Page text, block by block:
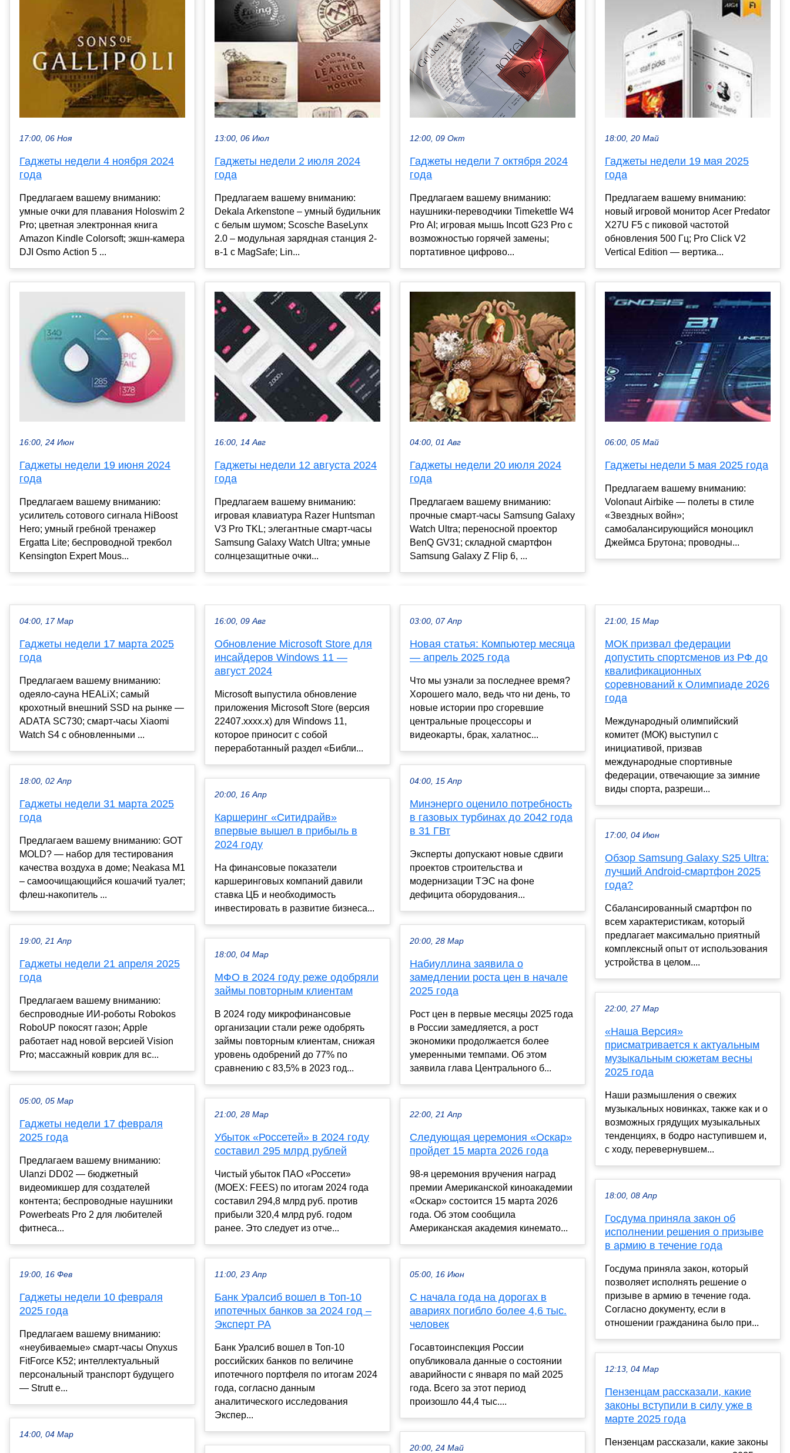
17:00, 06 Ноя
Гаджеты недели 4 ноября 2024
года
Предлагаем вашему вниманию:
умные очки для плавания Holoswim 2
Pro; цветная электронная книга
Amazon Kindle Colorsoft; экшн-камера
DJI Osmo Action 5 ...
16:00, 24 Июн
Гаджеты недели 19 июня 2024
года
Предлагаем вашему вниманию:
усилитель сотового сигнала HiBoost
Hero; умный гребной тренажер
Ergatta Lite; беспроводной трекбол
Kensington Expert Mous...
13:00, 06 Июл
Гаджеты недели 2 июля 2024
года
Предлагаем вашему вниманию:
Dekala Arkenstone – умный будильник
с белым шумом; Scosche BaseLynx
2.0 – модульная зарядная станция 2-
в-1 с MagSafe; Lin...
16:00, 14 Авг
Гаджеты недели 12 августа 2024
года
Предлагаем вашему вниманию:
игровая клавиатура Razer Huntsman
V3 Pro TKL; элегантные смарт-часы
Samsung Galaxy Watch Ultra; умные
солнцезащитные очки...
12:00, 09 Окт
Гаджеты недели 7 октября 2024
года
Предлагаем вашему вниманию:
наушники-переводчики Timekettle W4
Pro AI; игровая мышь Incott G23 Pro с
возможностью горячей замены;
портативное цифрово...
04:00, 01 Авг
Гаджеты недели 20 июля 2024
года
Предлагаем вашему вниманию:
прочные смарт-часы Samsung Galaxy
Watch Ultra; переносной проектор
BenQ GV31; складной смартфон
Samsung Galaxy Z Flip 6, ...
18:00, 20 Май
Гаджеты недели 19 мая 2025
года
Предлагаем вашему вниманию:
новый игровой монитор Acer Predator
X27U F5 с пиковой частотой
обновления 500 Гц; Pro Click V2
Vertical Edition — вертика...
06:00, 05 Май
Гаджеты недели 5 мая 2025 года
Предлагаем вашему вниманию:
Volonaut Airbike — полеты в стиле
«Звездных войн»;
самобалансирующийся моноцикл
Джеймса Брутона; проводны...
04:00, 17 Мар
Гаджеты недели 17 марта 2025
года
Предлагаем вашему вниманию:
одеяло-сауна HEALiX; самый
крохотный внешний SSD на рынке —
ADATA SC730; смарт-часы Xiaomi
Watch S4 с обновленными ...
18:00, 02 Апр
Гаджеты недели 31 марта 2025
года
Предлагаем вашему вниманию: GOT
MOLD? — набор для тестирования
качества воздуха в доме; Neakasa M1
– самоочищающийся кошачий туалет;
флеш-накопитель ...
19:00, 21 Апр
Гаджеты недели 21 апреля 2025
года
Предлагаем вашему вниманию:
беспроводные ИИ-роботы Robokos
RoboUP покосят газон; Apple
работает над новой версией Vision
Pro; массажный коврик для вс...
05:00, 05 Мар
Гаджеты недели 17 февраля
2025 года
Предлагаем вашему вниманию:
Ulanzi DD02 — бюджетный
видеомикшер для создателей
контента; беспроводные наушники
Powerbeats Pro 2 для любителей
фитнеса...
19:00, 16 Фев
Гаджеты недели 10 февраля
2025 года
Предлагаем вашему вниманию:
«неубиваемые» смарт-часы Onyxus
FitForce K52; интеллектуальный
персональный транспорт будущего
— Strutt e...
14:00, 04 Мар
16:00, 09 Авг
Обновление Microsoft Store для
инсайдеров Windows 11 —
август 2024
Microsoft выпустила обновление
приложения Microsoft Store (версия
22407.xxxx.x) для Windows 11,
которое приносит с собой
переработанный раздел «Библи...
20:00, 16 Апр
Каршеринг «Ситидрайв»
впервые вышел в прибыль в
2024 году
На финансовые показатели
каршеринговых компаний давили
ставка ЦБ и необходимость
инвестировать в развитие бизнеса...
18:00, 04 Мар
МФО в 2024 году реже одобряли
займы повторным клиентам
В 2024 году микрофинансовые
организации стали реже одобрять
займы повторным клиентам, снижая
уровень одобрений до 77% по
сравнению с 83,5% в 2023 год...
21:00, 28 Мар
Убыток «Россетей» в 2024 году
составил 295 млрд рублей
Чистый убыток ПАО «Россети»
(MOEX: FEES) по итогам 2024 года
составил 294,8 млрд руб. против
прибыли 320,4 млрд руб. годом
ранее. Это следует из отче...
11:00, 23 Апр
Банк Уралсиб вошел в Топ-10
ипотечных банков за 2024 год –
Эксперт РА
Банк Уралсиб вошел в Топ-10
российских банков по величине
ипотечного портфеля по итогам 2024
года, согласно данным
аналитического исследования
Экспер...
03:00, 07 Апр
Новая статья: Компьютер месяца
— апрель 2025 года
Что мы узнали за последнее время?
Хорошего мало, ведь что ни день, то
новые истории про сгоревшие
центральные процессоры и
видеокарты, брак, халатнос...
04:00, 15 Апр
Минэнерго оценило потребность
в газовых турбинах до 2042 года
в 31 ГВт
Эксперты допускают новые сдвиги
проектов строительства и
модернизации ТЭС на фоне
дефицита оборудования...
20:00, 28 Мар
Набиуллина заявила о
замедлении роста цен в начале
2025 года
Рост цен в первые месяцы 2025 года
в России замедляется, а рост
экономики продолжается более
умеренными темпами. Об этом
заявила глава Центрального б...
22:00, 21 Апр
Следующая церемония «Оскар»
пройдет 15 марта 2026 года
98-я церемония вручения наград
премии Американской киноакадемии
«Оскар» состоится 15 марта 2026
года. Об этом сообщила
Американская академия кинемато...
05:00, 16 Июн
С начала года на дорогах в
авариях погибло более 4,6 тыс.
человек
Госавтоинспекция России
опубликовала данные о состоянии
аварийности с января по май 2025
года. Всего за этот период
произошло 44,4 тыс....
20:00, 24 Май
21:00, 15 Мар
МОК призвал федерации
допустить спортсменов из РФ до
квалификационных
соревнований к Олимпиаде 2026
года
Международный олимпийский
комитет (МОК) выступил с
инициативой, призвав
международные спортивные
федерации, отвечающие за зимние
виды спорта, разреши...
17:00, 04 Июн
Обзор Samsung Galaxy S25 Ultra:
лучший Android-смартфон 2025
года?
Сбалансированный смартфон по
всем характеристикам, который
предлагает максимально приятный
комплексный опыт от использования
устройства в целом....
22:00, 27 Мар
«Наша Версия»
присматривается к актуальным
музыкальным сюжетам весны
2025 года
Наши размышления о свежих
музыкальных новинках, также как и о
возможных грядущих музыкальных
тенденциях, в бодро наступившем и,
с ходу, перевернувшем...
18:00, 08 Апр
Госдума приняла закон об
исполнении решения о призыве
в армию в течение года
Госдума приняла закон, который
позволяет исполнять решение о
призыве в армию в течение года.
Согласно документу, если в
отношении гражданина было при...
12:13, 04 Мар
Пензенцам рассказали, какие
законы вступили в силу уже в
марте 2025 года
Пензенцам рассказали, какие законы